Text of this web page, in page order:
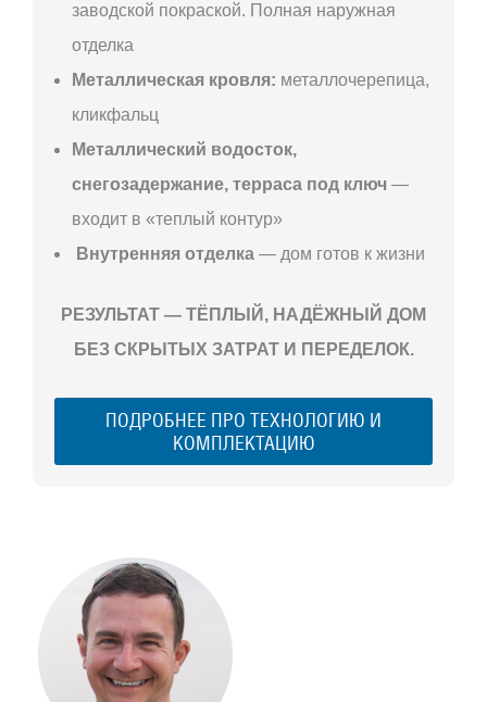
заводской покраской. Полная наружная
отделка
Металлическая кровля: металлочерепица,
кликфальц
Металлический водосток,
снегозадержание, терраса под ключ —
входит в «теплый контур»
Внутренняя отделка — дом готов к жизни
РЕЗУЛЬТАТ — ТЁПЛЫЙ, НАДЁЖНЫЙ ДОМ
БЕЗ СКРЫТЫХ ЗАТРАТ И ПЕРЕДЕЛОК.
ПОДРОБНЕЕ ПРО ТЕХНОЛОГИЮ И
КОМПЛЕКТАЦИЮ